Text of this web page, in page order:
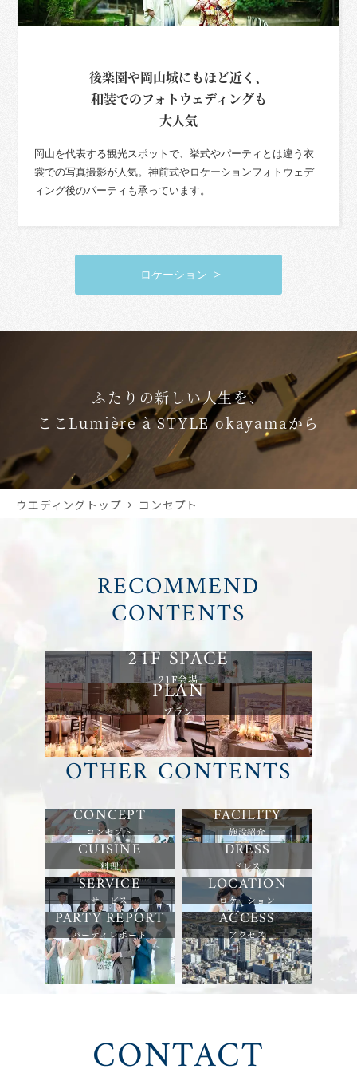
後楽園や岡山城にもほど近く、
和装でのフォトウェディングも
大人気
岡山を代表する観光スポットで、挙式やパーティとは違う衣
裳での写真撮影が人気。神前式やロケーションフォトウェデ
ィング後のパーティも承っています。
ロケーション
ふたりの新しい人生を、
ここLumière à STYLE okayamaから
ウエディングトップ コンセプト
RECOMMEND
CONTENTS
21F会場
プラン
OTHER CONTENTS
コンセプト 施設紹介
料理 ドレス
サービス ロケーション
パーティレポート アクセス
CONTACT